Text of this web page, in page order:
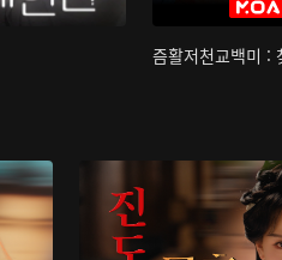
즘활저천교백미 :